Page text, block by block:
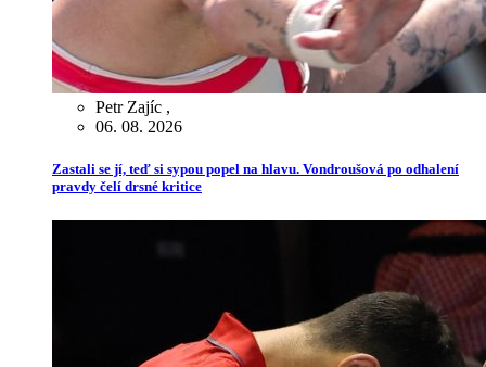
Petr Zajíc ,
06. 08. 2026
Zastali se jí, teď si sypou popel na hlavu. Vondroušová po odhalení
pravdy čelí drsné kritice